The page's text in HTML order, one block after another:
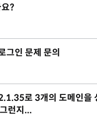
?
인 문제 문의
로 3개의 도메인을
런지...